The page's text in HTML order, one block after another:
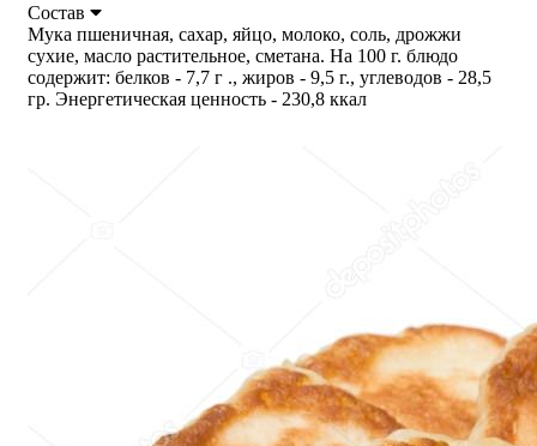
Состав
Мука пшеничная, сахар, яйцо, молоко, соль, дрожжи
сухие, масло растительное, сметана. На 100 г. блюдо
содержит: белков - 7,7 г ., жиров - 9,5 г., углеводов - 28,5
гр. Энергетическая ценность - 230,8 ккал